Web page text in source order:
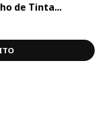
de Tinta...